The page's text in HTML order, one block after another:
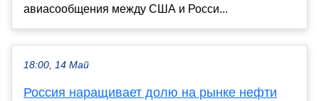
авиасообщения между США и Росси...
18:00, 14 Май
Россия наращивает долю на рынке нефти